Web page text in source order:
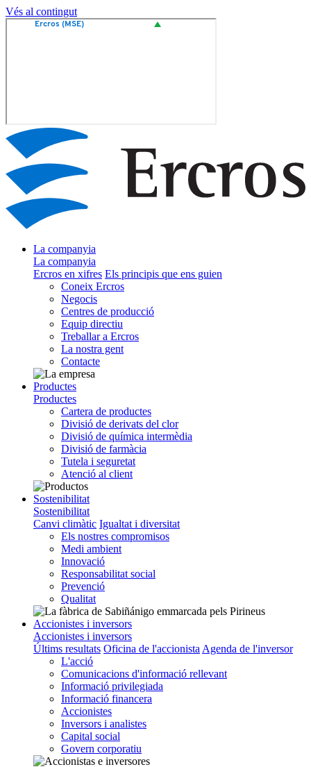
Vés al contingut
La companyia
La companyia
Ercros en xifres Els principis que ens guien
Coneix Ercros
Negocis
Centres de producció
Equip directiu
Treballar a Ercros
La nostra gent
Contacte
Productes
Productes
Cartera de productes
Divisió de derivats del clor
Divisió de química intermèdia
Divisió de farmàcia
Tutela i seguretat
Atenció al client
Sostenibilitat
Sostenibilitat
Canvi climàtic Igualtat i diversitat
Els nostres compromisos
Medi ambient
Innovació
Responsabilitat social
Prevenció
Qualitat
Accionistes i inversors
Accionistes i inversors
Últims resultats Oficina de l'accionista Agenda de l'inversor
L'acció
Comunicacions d'informació rellevant
Informació privilegiada
Informació financera
Accionistes
Inversors i analistes
Capital social
Govern corporatiu